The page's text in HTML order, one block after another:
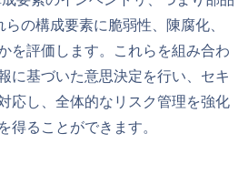
らの構成要素に脆弱性、陳腐化、
を評価します。これらを組み合わ
に基づいた意思決定を行い、セキ
応し、全体的なリスク管理を強化
得ることができます。